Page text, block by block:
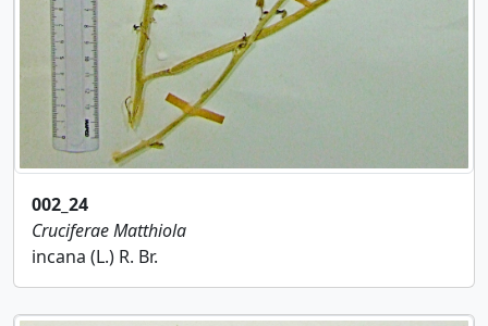
002_24
CruciferaeMatthiola
incana (L.) R. Br.